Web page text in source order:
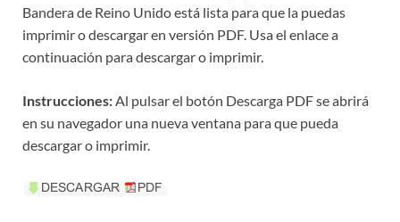
Bandera de Reino Unido está lista para que la puedas
imprimir o descargar en versión PDF. Usa el enlace a
continuación para descargar o imprimir.
Instrucciones:Al pulsar el botón Descarga PDF se abrirá
en su navegador una nueva ventana para que pueda
descargar o imprimir.